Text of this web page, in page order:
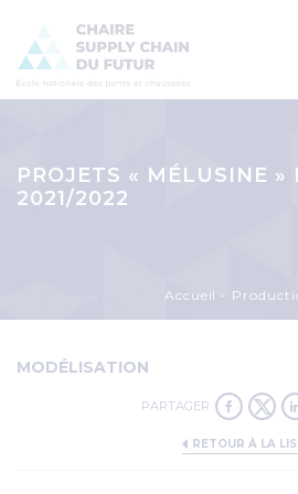
contenu
principal
PROJETS « MÉLUSINE »
2021/2022
d'Ariane
Accueil
MODÉLISATION
PARTAGER
RETOUR À LA